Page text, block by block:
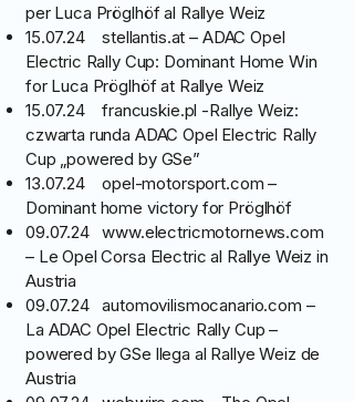
per Luca Pröglhöf al Rallye Weiz
15.07.24 stellantis.at – ADAC Opel
Electric Rally Cup: Dominant Home Win
for Luca Pröglhöf at Rallye Weiz
15.07.24 francuskie.pl -Rallye Weiz:
czwarta runda ADAC Opel Electric Rally
Cup „powered by GSe”
13.07.24 opel-motorsport.com –
Dominant home victory for Pröglhöf
09.07.24www.electricmotornews.com
– Le Opel Corsa Electric al Rallye Weiz in
Austria
09.07.24 automovilismocanario.com –
La ADAC Opel Electric Rally Cup –
powered by GSe llega al Rallye Weiz de
Austria